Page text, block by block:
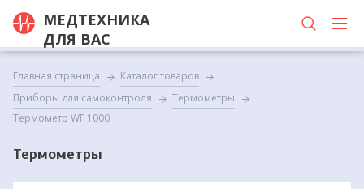
МЕДТЕХНИКА
ДЛЯ ВАС
Главная страница
Каталог товаров
Приборы для самоконтроля
Термометры
Термометр WF 1000
Термометры